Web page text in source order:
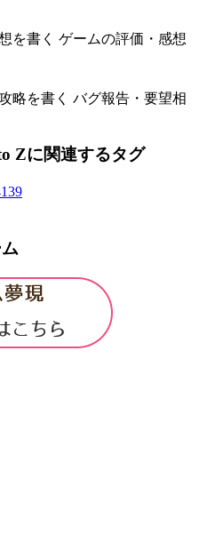
を書く ゲームの評価・感想
略を書く バグ報告・要望相
Zに関連するタグ
139